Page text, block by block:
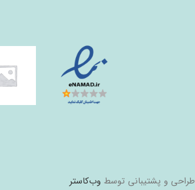
طراحی و پشتیبانی توسطوب‌کاستر